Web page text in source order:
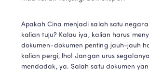
Apakah Cina menjadi salah satu
kalian tuju? Kalau iya, kalian harus
dokumen-dokumen penting jauh-jauh
kalian pergi, lho! Jangan urus
mendadak, ya. Salah satu dokumen